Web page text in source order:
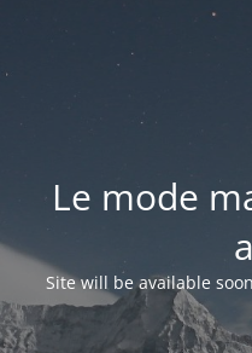
Le mode
Site will be available